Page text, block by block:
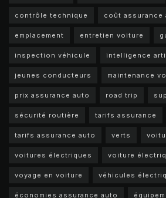
contrôle technique coût assurance
emplacement entretien voiture
inspection véhicule intelligence
jeunes conducteurs maintenance
prix assurance auto road trip
sécurité routière tarifs assurance
tarifs assurance auto verts
voitures électriques voiture
voyage en voiture véhicules
économies assurance auto